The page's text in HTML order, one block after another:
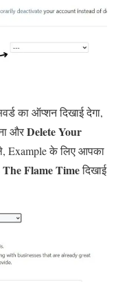
का ऑप्शन दिखाई देगा,
औरDelete Your
Example के लिए आपका
The Flame Timeदिखाई